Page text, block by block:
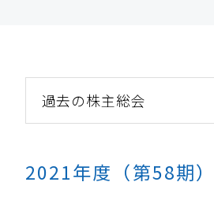
過去の株主総会
2021年度（第58期）